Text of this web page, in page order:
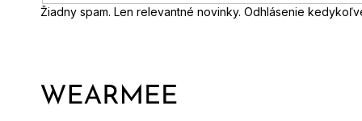
Žiadny spam. Len relevantné novinky. Odhlásenie